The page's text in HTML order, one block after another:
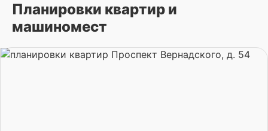
Планировки квартир и
машиномест